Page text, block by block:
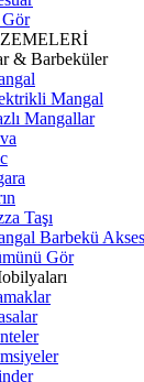
& Barbeküler
Mangal
Mangallar
Taşı
Barbekü
Gör